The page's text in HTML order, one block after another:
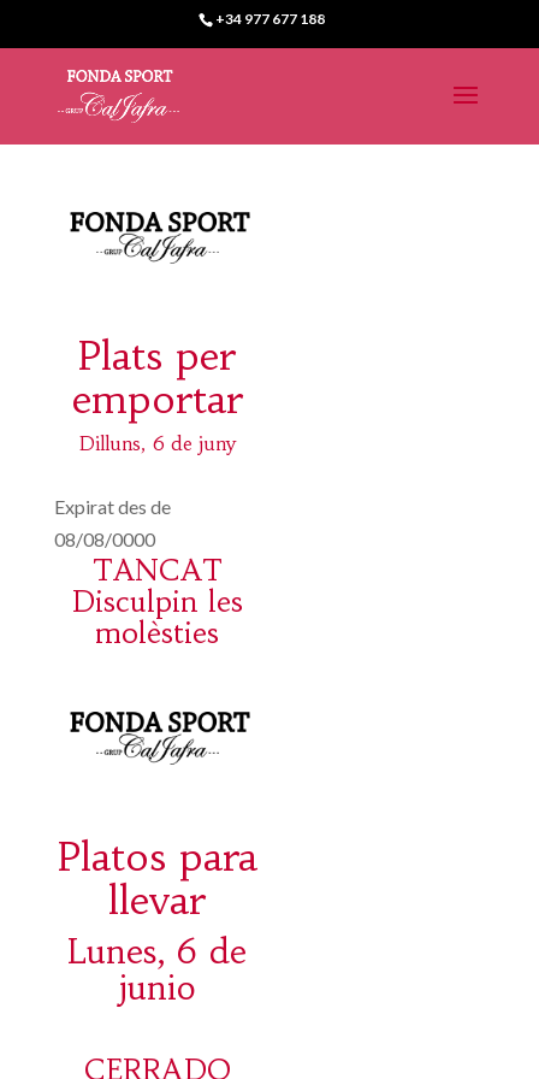
+34 977 677 188
Plats per
emportar
Dilluns, 6 de juny
Expirat des de
08/08/0000
TANCAT
Disculpin les
molèsties
Platos para
llevar
Lunes, 6 de
junio
CERRADO